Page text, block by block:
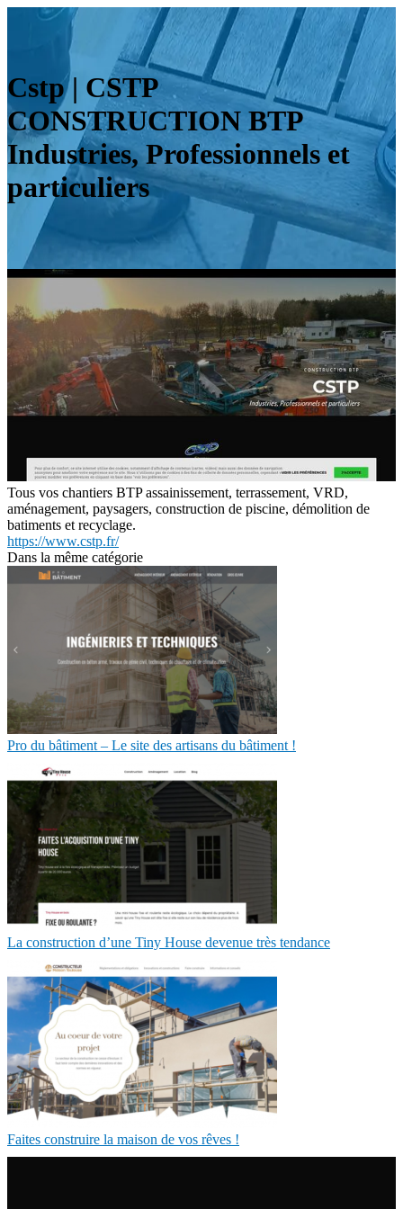
Cstp | CSTP
CONSTRUCTION BTP
Industries, Profes­sion­nels et
par­ticu­liers
Tous vos chantiers BTP assainissement, terrassement, VRD,
aménagement, paysagers, construction de piscine, démolition de
batiments et recyclage.
https://www.cstp.fr/
Dans la même catégorie
Pro du bâtiment – Le site des artisans du bâtiment !
La construction d’une Tiny House devenue très tendance
Faites construire la maison de vos rêves !